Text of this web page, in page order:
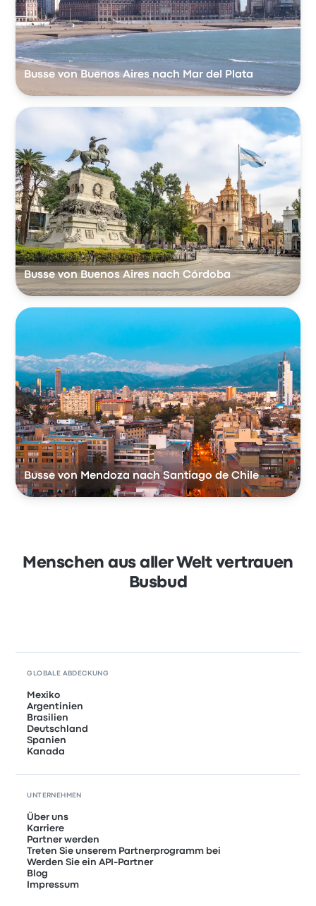
Busse von Buenos Aires nach Mar del Plata
Busse von Buenos Aires nach Córdoba
Busse von Mendoza nach Santiago de Chile
Menschen aus aller Welt vertrauen
Busbud
GLOBALE ABDECKUNG
Mexiko
Argentinien
Brasilien
Deutschland
Spanien
Kanada
UNTERNEHMEN
Über uns
Karriere
Partner werden
Treten Sie unserem Partnerprogramm bei
Werden Sie ein API-Partner
Blog
Impressum